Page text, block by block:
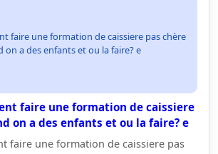
faire une formation de caissiere pas chère
on a des enfants et ou la faire? e
faire une formation de caissiere
on a des enfants et ou la faire? e
faire une formation de caissiere pas